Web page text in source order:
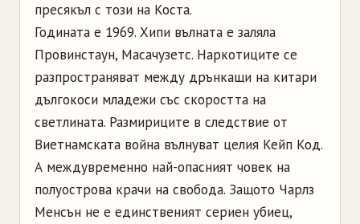
пресякъл с този на Коста.
Годината е 1969. Хипи вълната е заляла
Провинстаун, Масачузетс. Наркотиците се
разпространяват между дрънкащи на китари
дългокоси младежи със скоростта на
светлината. Размириците в следствие от
Виетнамската война вълнуват целия Кейп Код.
А междувременно най-опасният човек на
полуострова крачи на свобода. Защото Чарлз
Менсън не е единственият сериен убиец,